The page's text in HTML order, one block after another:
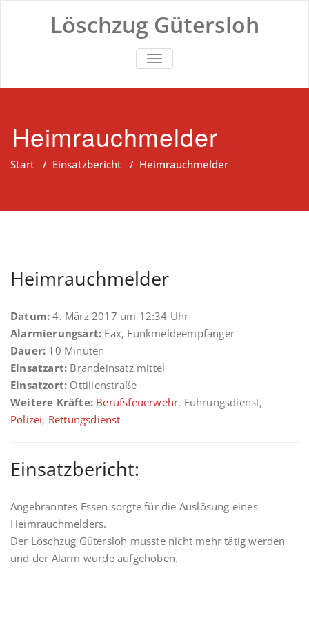
Löschzug Gütersloh
TOGGLE NAVIGATION
Heimrauchmelder
Start / Einsatzbericht / Heimrauchmelder
Heimrauchmelder
Datum: 4. März 2017 um 12:34 Uhr
Alarmierungsart: Fax, Funkmeldeempfänger
Dauer: 10 Minuten
Einsatzart: Brandeinsatz mittel
Einsatzort: Ottilienstraße
Weitere Kräfte: Berufsfeuerwehr, Führungsdienst,
Polizei, Rettungsdienst
Einsatzbericht:
Angebranntes Essen sorgte für die Auslösung eines
Heimrauchmelders.
Der Löschzug Gütersloh musste nicht mehr tätig werden
und der Alarm wurde aufgehoben.